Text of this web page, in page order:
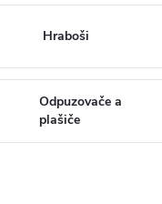
Hraboši
Odpuzovače a
plašiče